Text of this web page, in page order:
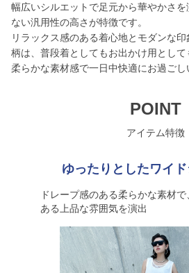
幅広いシルエットで足元から華やかさ
ない汎用性の高さが特徴です。
リラックス感のある着心地とモダンな
柄は、普段着としてもお出かけ用として
柔らかな素材感で一日中快適にお過ごし
POINT
アイテム特徴
ゆったりとしたワイ
ドレープ感のある柔らかな素材
ある上品な雰囲気を演出